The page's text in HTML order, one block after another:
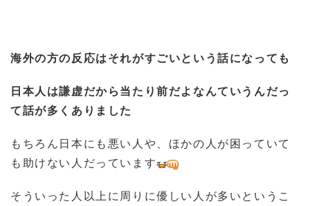
海外の方の反応はそれがすごいという話になっても
日本人は謙虚だから当たり前だよなんていうんだっ
て話が多くありました
もちろん日本にも悪い人や、ほかの人が困っていて
も助けない人だっています
そういった人以上に周りに優しい人が多いというこ